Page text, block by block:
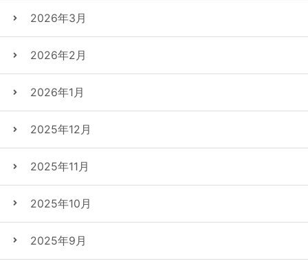
2026年3月
2026年2月
2026年1月
2025年12月
2025年11月
2025年10月
2025年9月